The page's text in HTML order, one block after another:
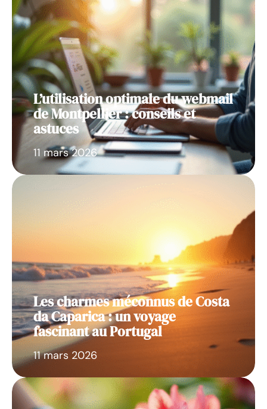
L’utilisation optimale du webmail
de Montpellier : conseils et
astuces
11 mars 2026
Les charmes méconnus de Costa
da Caparica : un voyage
fascinant au Portugal
11 mars 2026